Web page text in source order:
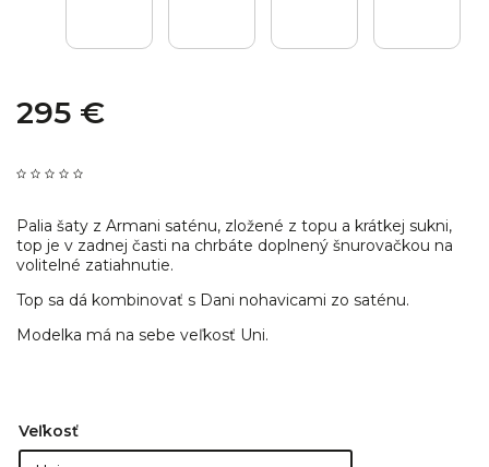
295 €
Palia šaty z Armani saténu, zložené z topu a krátkej sukni,
top je v zadnej časti na chrbáte doplnený šnurovačkou na
volitelné zatiahnutie.
Top sa dá kombinovať s Dani nohavicami zo saténu.
Modelka má na sebe veľkosť Uni.
Veľkosť